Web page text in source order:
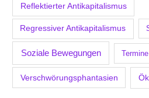
Reflektierter Antikapitalismus
Regressiver Antikapitalismus
Soziale Bewegungen Termine
Verschwörungsphantasien